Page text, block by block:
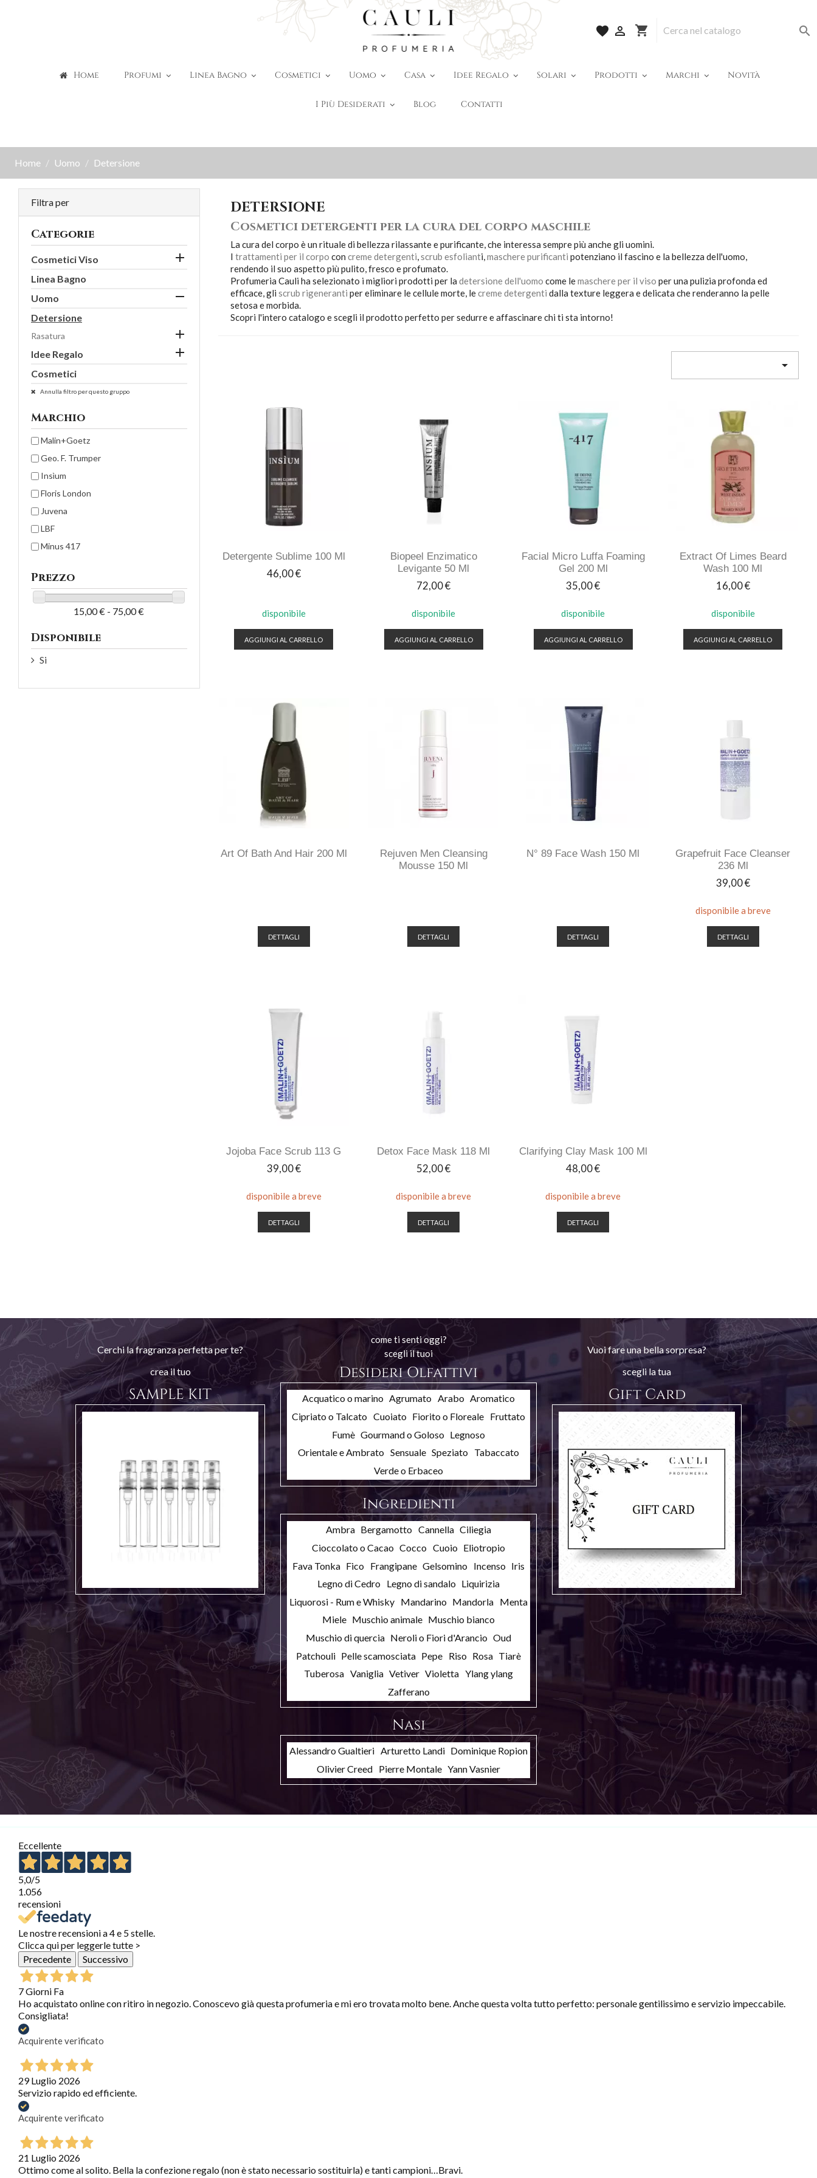
favorite  shopping_cart 
Home Profumi Linea Bagno Cosmetici Uomo Casa Idee Regalo Solari Prodotti Marchi Novità
I Più Desiderati Blog Contatti
Home Uomo Detersione
Filtra per
Categorie

Cosmetici Viso
Linea Bagno

Uomo
Detersione

Rasatura

Idee Regalo
Cosmetici
Annulla filtro per questo gruppo
Marchio
Malin+Goetz
Geo. F. Trumper
Insìum
Floris London
Juvena
LBF
Minus 417
Prezzo
15,00 € - 75,00 €
Disponibile
Si
DETERSIONE
Cosmetici detergenti per la cura del corpo maschile
La cura del corpo è un rituale di bellezza rilassante e purificante, che interessa sempre più anche gli uomini.
I trattamenti per il corpo con creme detergenti scrub esfolianti, maschere purificanti potenziano il fascino e la bellezza dell'uomo,
rendendo il suo aspetto più pulito, fresco e profumato.
Profumeria Cauli ha selezionato i migliori prodotti per la detersione dell'uomo come lemaschere per il viso per una pulizia profonda ed
efficace, gli scrub rigeneranti per eliminare le cellule morte, lecreme detergenti dalla texture leggera e delicata che renderanno la pelle
setosa e morbida.
Scopri l'intero catalogo e scegli il prodotto perfetto per sedurre e affascinare chi ti sta intorno!

Detergente Sublime 100 Ml
Prezzo
46,00 €
disponibile
AGGIUNGI AL CARRELLO
Biopeel Enzimatico
Levigante 50 Ml
Prezzo
72,00 €
disponibile
AGGIUNGI AL CARRELLO
Facial Micro Luffa Foaming
Gel 200 Ml
Prezzo
35,00 €
disponibile
AGGIUNGI AL CARRELLO
Extract Of Limes Beard
Wash 100 Ml
Prezzo
16,00 €
disponibile
AGGIUNGI AL CARRELLO
Art Of Bath And Hair 200 Ml
DETTAGLI
Rejuven Men Cleansing
Mousse 150 Ml
DETTAGLI
N° 89 Face Wash 150 Ml
DETTAGLI
Grapefruit Face Cleanser
236 Ml
Prezzo
39,00 €
disponibile a breve
DETTAGLI
Jojoba Face Scrub 113 G
Prezzo
39,00 €
disponibile a breve
DETTAGLI
Detox Face Mask 118 Ml
Prezzo
52,00 €
disponibile a breve
DETTAGLI
Clarifying Clay Mask 100 Ml
Prezzo
48,00 €
disponibile a breve
DETTAGLI
Cerchi la fragranza perfetta per te?
crea il tuo
SAMPLE KIT
come ti senti oggi?
scegli il tuoi
Desideri Olfattivi
Acquatico o marino Agrumato Arabo Aromatico
Cipriato o Talcato Cuoiato Fiorito o Floreale Fruttato
Fumè Gourmand o Goloso Legnoso
Orientale e Ambrato Sensuale Speziato Tabaccato
Verde o Erbaceo
Ingredienti
Ambra Bergamotto Cannella Ciliegia
Cioccolato o Cacao Cocco Cuoio Eliotropio
Fava Tonka Fico Frangipane Gelsomino Incenso Iris
Legno di Cedro Legno di sandalo Liquirizia
Liquorosi - Rum e Whisky Mandarino Mandorla Menta
Miele Muschio animale Muschio bianco
Muschio di quercia Neroli o Fiori d'Arancio Oud
Patchouli Pelle scamosciata Pepe Riso Rosa Tiarè
Tuberosa Vaniglia Vetiver Violetta Ylang ylang
Zafferano
Nasi
Alessandro Gualtieri Arturetto Landi Dominique Ropion
Olivier Creed Pierre Montale Yann Vasnier
Vuoi fare una bella sorpresa?
scegli la tua
Gift Card
Eccellente
5,0/5
1.056
recensioni
Le nostre recensioni a 4 e 5 stelle.
Clicca qui per leggerle tutte >
Precedente
Successivo
7 Giorni Fa
Ho acquistato online con ritiro in negozio. Conoscevo già questa profumeria e mi ero trovata molto bene. Anche questa volta tutto perfetto: personale gentilissimo e servizio impeccabile.
Consigliata!
Acquirente verificato
29 Luglio 2026
Servizio rapido ed efficiente.
Acquirente verificato
21 Luglio 2026
Ottimo come al solito. Bella la confezione regalo (non è stato necessario sostituirla) e tanti campioni…Bravi.